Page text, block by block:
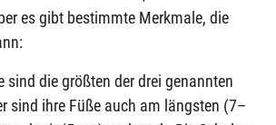
es gibt bestimmte Merkmale, die
sind die größten der drei genannten
sind ihre Füße auch am längsten (7–